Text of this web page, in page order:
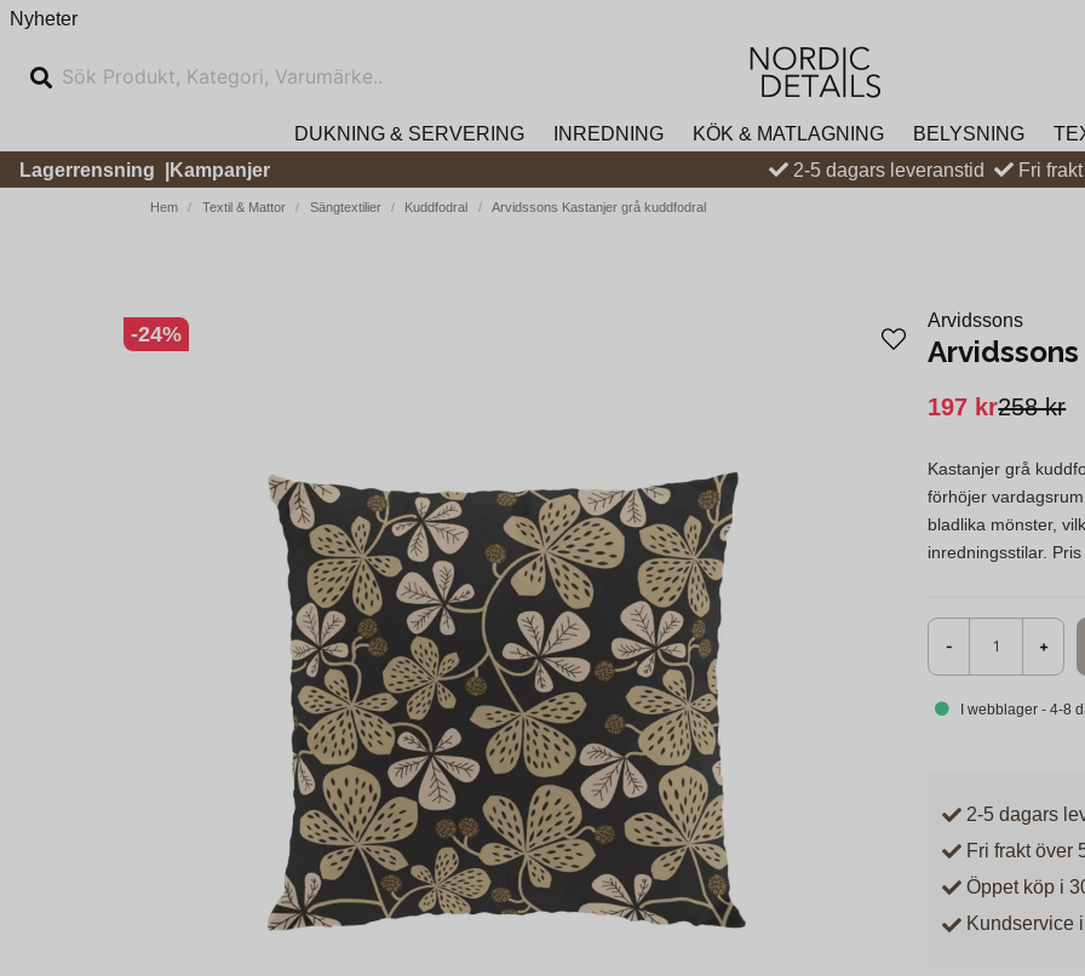
Nyheter
DUKNING & SERVERING INREDNING KÖK & MATLAGNING BELYSNING
Lagerrensning
Kampanjer 2-5 dagars leveranstid Fri
Hem Textil & Mattor Sängtextilier Kuddfodral Arvidssons Kastanjer grå kuddfodral
-24%
Arvidssons
258 kr
197 kr
Kastanjer grå
förhöjer
bladlika mönster,
inredningsstilar.
- +
I webblager - 4-8
2-5 dagars
Fri frakt över
Öppet köp i
Kundservice